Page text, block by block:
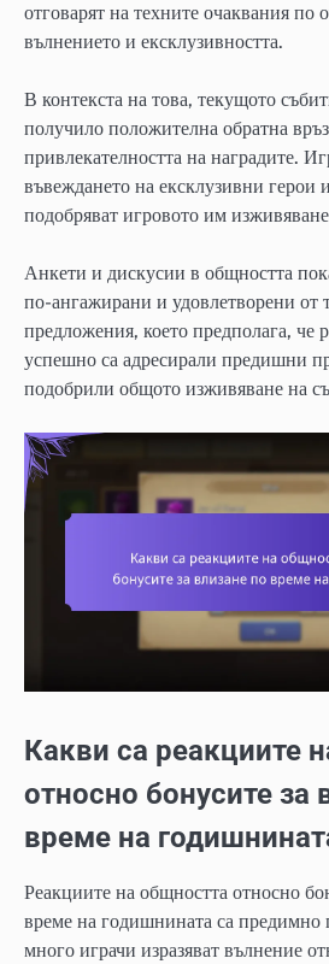
отговарят на техните очаквания по
вълнението и ексклузивността.
В контекста на това, текущото
получило положителна обратна
привлекателността на наградите.
въвеждането на ексклузивни герои
подобряват игровото им
Анкети и дискусии в общността
по-ангажирани и удовлетворени от
предложения, което предполага, че
успешно са адресирали предишни
подобрили общото изживяване на
Какви са реакциите
относно бонусите за
време на
Реакциите на общността относно
време на годишнината са предимно
много играчи изразяват вълнение